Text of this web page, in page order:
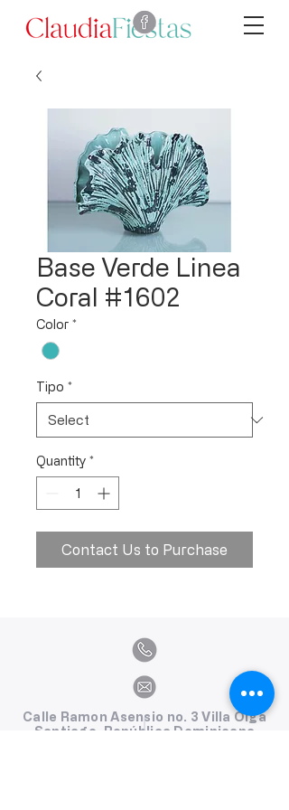
Base Verde Linea
Coral #1602
Color *
Tipo *
Quantity *
Contact Us to Purchase
Calle Ramon Asensio no. 3 Villa Olga
Santiago, República Dominicana